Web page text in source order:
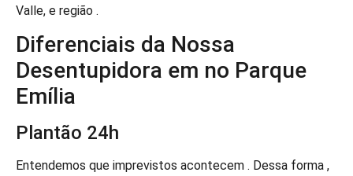
Valle, e região .
Diferenciais da Nossa
Desentupidora em no Parque
Emília
Plantão 24h
Entendemos que imprevistos acontecem . Dessa forma ,